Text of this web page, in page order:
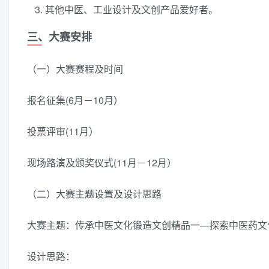
其他中医、工业设计及文创产品爱好者。
三、大赛安排
（一）大赛赛程及时间
报名征集(6月－10月）
投票评审(11月）
现场路演及颁奖仪式(11月－12月）
（二）大赛主题设置及设计思路
大赛主题：传承中医文化锻造文创精品一—探索中医药
设计思路：